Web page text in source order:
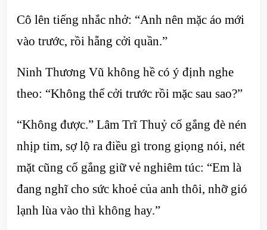
Cô lên tiếng nhắc nhở: “Anh nên mặc áo mới
vào trước, rồi hẵng cởi quần.”
Ninh Thương Vũ không hề có ý định nghe
theo: “Không thể cởi trước rồi mặc sau sao?”
“Không được.” Lâm Trĩ Thuỷ cố gắng đè nén
nhịp tim, sợ lộ ra điều gì trong giọng nói, nét
mặt cũng cố gắng giữ vẻ nghiêm túc: “Em là
đang nghĩ cho sức khoẻ của anh thôi, nhỡ gió
lạnh lùa vào thì không hay.”